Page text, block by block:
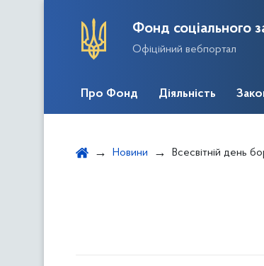
Фонд соціального
Офіційний вебпортал
Про Фонд Діяльність
Новини Всесвітній день